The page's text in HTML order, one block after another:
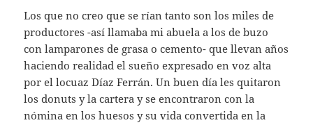
Los que no creo que se rían tanto son los miles de
productores -así llamaba mi abuela a los de buzo
con lamparones de grasa o cemento- que llevan años
haciendo realidad el sueño expresado en voz alta
por el locuaz Díaz Ferrán. Un buen día les quitaron
los donuts y la cartera y se encontraron con la
nómina en los huesos y su vida convertida en la